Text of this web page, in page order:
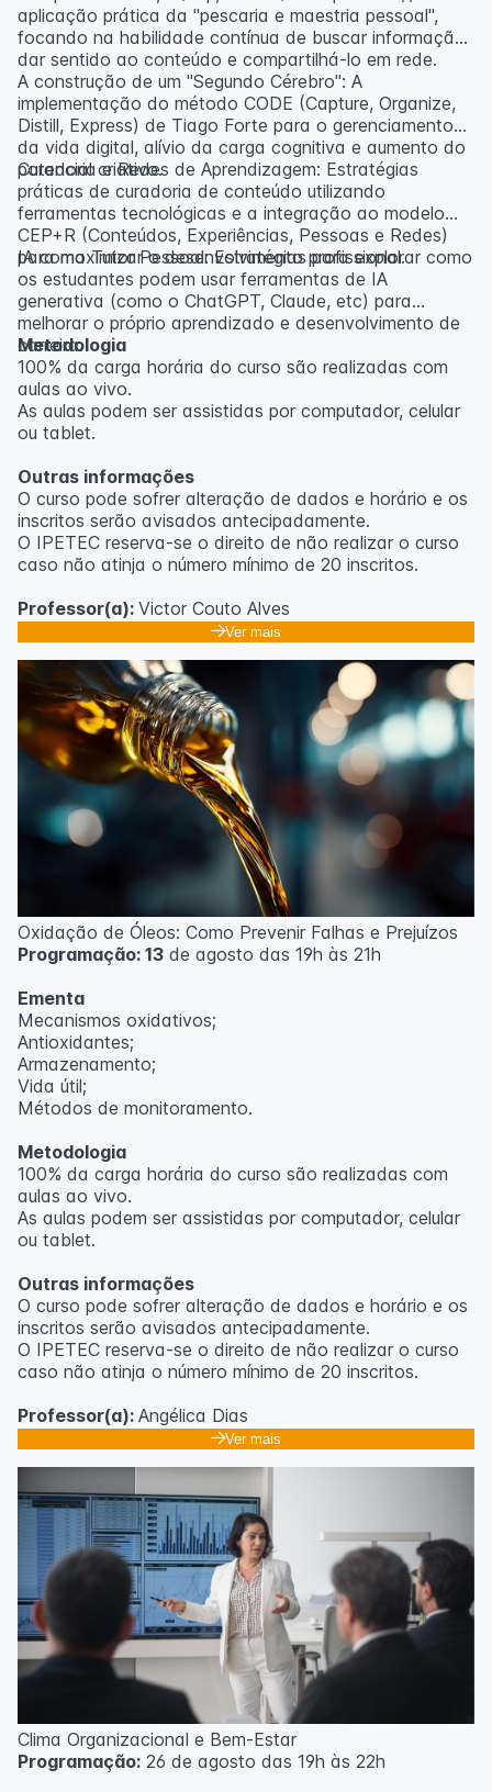
aplicação prática da "pescaria e maestria pessoal",
focando na habilidade contínua de buscar informação,
dar sentido ao conteúdo e compartilhá-lo em rede.
A construção de um "Segundo Cérebro": A
implementação do método CODE (Capture, Organize,
Distill, Express) de Tiago Forte para o gerenciamento
da vida digital, alívio da carga cognitiva e aumento do
potencial criativo.
Curadoria e Redes de Aprendizagem: Estratégias
práticas de curadoria de conteúdo utilizando
ferramentas tecnológicas e a integração ao modelo
CEP+R (Conteúdos, Experiências, Pessoas e Redes)
para maximizar o desenvolvimento profissional.
IA como Tutor Pessoal: Estratégias para explorar como
os estudantes podem usar ferramentas de IA
generativa (como o ChatGPT, Claude, etc) para
melhorar o próprio aprendizado e desenvolvimento de
carreira.
Metodologia
100% da carga horária do curso são realizadas com
aulas ao vivo.
As aulas podem ser assistidas por computador, celular
ou tablet.
Outras informações
O curso pode sofrer alteração de dados e horário e os
inscritos serão avisados ​​antecipadamente.
O IPETEC reserva-se o direito de não realizar o curso
caso não atinja o número mínimo de 20 inscritos.
Professor(a): Victor Couto Alves
Ver mais
Oxidação de Óleos: Como Prevenir Falhas e Prejuízos
Programação: 13 de agosto das 19h às 21h
Ementa
Mecanismos oxidativos;
Antioxidantes;
Armazenamento;
Vida útil;
Métodos de monitoramento.
Metodologia
100% da carga horária do curso são realizadas com
aulas ao vivo.
As aulas podem ser assistidas por computador, celular
ou tablet.
Outras informações
O curso pode sofrer alteração de dados e horário e os
inscritos serão avisados ​​antecipadamente.
O IPETEC reserva-se o direito de não realizar o curso
caso não atinja o número mínimo de 20 inscritos.
Professor(a): Angélica Dias
Ver mais
Clima Organizacional e Bem-Estar
Programação: 26 de agosto das 19h às 22h